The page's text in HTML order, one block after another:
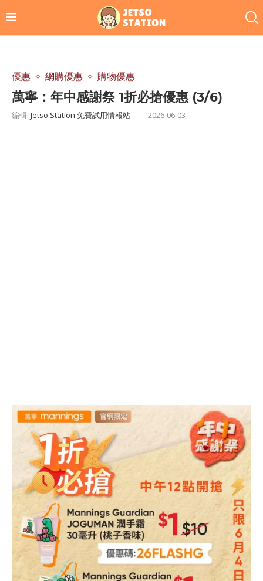
優惠 網購優惠 購物優惠
萬寧：年中感謝祭 1折必搶優惠 (3/6)
編輯: Jetso Station 免費試用情報站 2026-06-03